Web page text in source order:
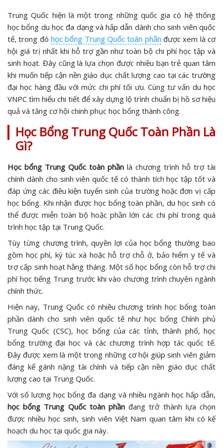
Trung Quốc hiện là một trong những quốc gia có hệ thống
học bổng du học đa dạng và hấp dẫn dành cho sinh viên quốc
tế, trong đó học bổng Trung Quốc toàn phần được xem là cơ
hội giá trị nhất khi hỗ trợ gần như toàn bộ chi phí học tập và
sinh hoạt. Đây cũng là lựa chọn được nhiều bạn trẻ quan tâm
khi muốn tiếp cận nền giáo dục chất lượng cao tại các trường
đại học hàng đầu với mức chi phí tối ưu. Cùng tư vấn du học
VNPC tìm hiểu chi tiết để xây dựng lộ trình chuẩn bị hồ sơ hiệu
quả và tăng cơ hội chinh phục học bổng thành công.
Học Bổng Trung Quốc Toàn Phần Là
Gì?
Học bổng Trung Quốc toàn phần là chương trình hỗ trợ tài
chính dành cho sinh viên quốc tế có thành tích học tập tốt và
đáp ứng các điều kiện tuyển sinh của trường hoặc đơn vị cấp
học bổng. Khi nhận được học bổng toàn phần, du học sinh có
thể được miễn toàn bộ hoặc phần lớn các chi phí trong quá
trình học tập tại Trung Quốc.
Tùy từng chương trình, quyền lợi của học bổng thường bao
gồm học phí, ký túc xá hoặc hỗ trợ chỗ ở, bảo hiểm y tế và
trợ cấp sinh hoạt hằng tháng. Một số học bổng còn hỗ trợ chi
phí học tiếng Trung trước khi vào chương trình chuyên ngành
chính thức.
Hiện nay, Trung Quốc có nhiều chương trình học bổng toàn
phần dành cho sinh viên quốc tế như học bổng Chính phủ
Trung Quốc (CSC), học bổng của các tỉnh, thành phố, học
bổng trường đại học và các chương trình hợp tác quốc tế.
Đây được xem là một trong những cơ hội giúp sinh viên giảm
đáng kể gánh nặng tài chính và tiếp cận nền giáo dục chất
lượng cao tại Trung Quốc.
Với số lượng học bổng đa dạng và nhiều ngành học hấp dẫn,
học bổng Trung Quốc toàn phầnđang trở thành lựa chọn
được nhiều học sinh, sinh viên Việt Nam quan tâm khi có kế
hoạch du học tại quốc gia này.